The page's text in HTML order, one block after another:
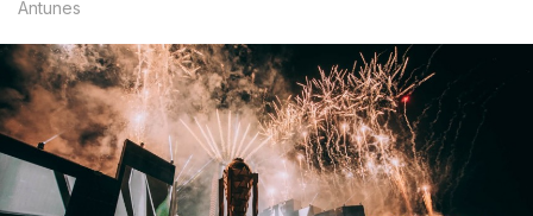
Antunes